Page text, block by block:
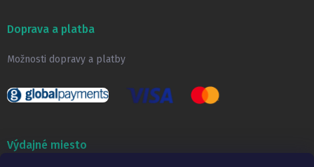
Doprava a platba
Možnosti dopravy a platby
Výdajné miesto